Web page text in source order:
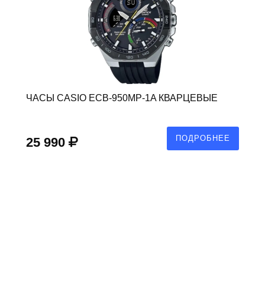
ЧАСЫ CASIO ECB-950MP-1A КВАРЦЕВЫЕ
25 990 ПОДРОБНЕЕ